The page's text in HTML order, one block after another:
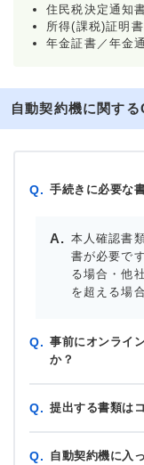
住民税決定通知
所得(課税)証明書
年金証書／年金
自動契約機に関す
Q. 手続きに必要な
本人確認書
書が必要で
る場合・他
を超える場
Q. 事前にオンライ
か？
Q. 提出する書類は
Q. 自動契約機に入